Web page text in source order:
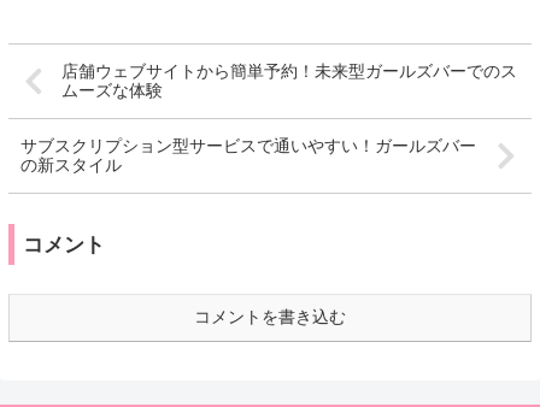
店舗ウェブサイトから簡単予約！未来型ガールズバーでのス
ムーズな体験
サブスクリプション型サービスで通いやすい！ガールズバー
の新スタイル
コメント
コメントを書き込む